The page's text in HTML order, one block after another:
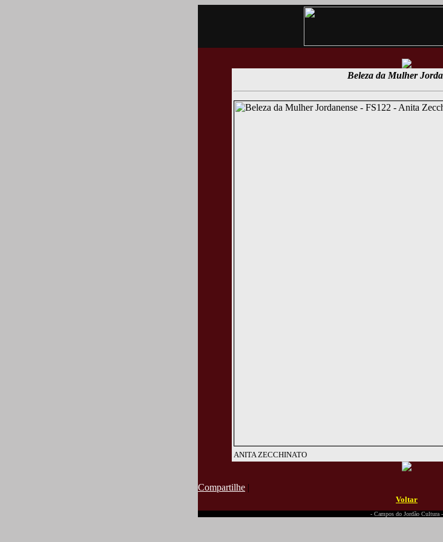
Beleza da Mulher
ANITA ZECCHINATO
Compartilhe |
Voltar
- Campos do Jordão Cultura -